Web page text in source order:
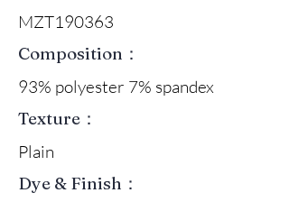
MZT190363
Composition：
93% polyester 7% spandex
Texture：
Plain
Dye & Finish：